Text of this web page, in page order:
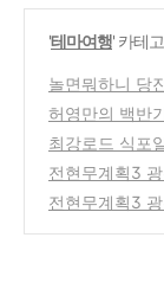
'테마여행' 카테
놀면뭐하니 당
및 방문팁
(0)
허영만의 백반
징어 모듬조개
및 방문팁 feat.
최강로드 식포
짜장 중식당 맛
도윤）
(0)
전현무계획3
대 국밥 맛집 위
전현무계획3